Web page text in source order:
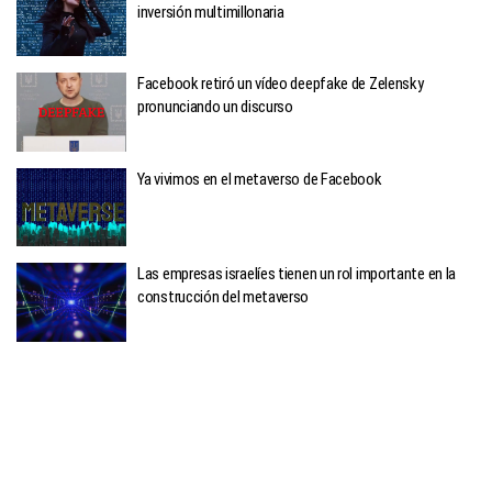
inversión multimillonaria
Facebook retiró un vídeo deepfake de Zelensky
pronunciando un discurso
Ya vivimos en el metaverso de Facebook
Las empresas israelíes tienen un rol importante en la
construcción del metaverso